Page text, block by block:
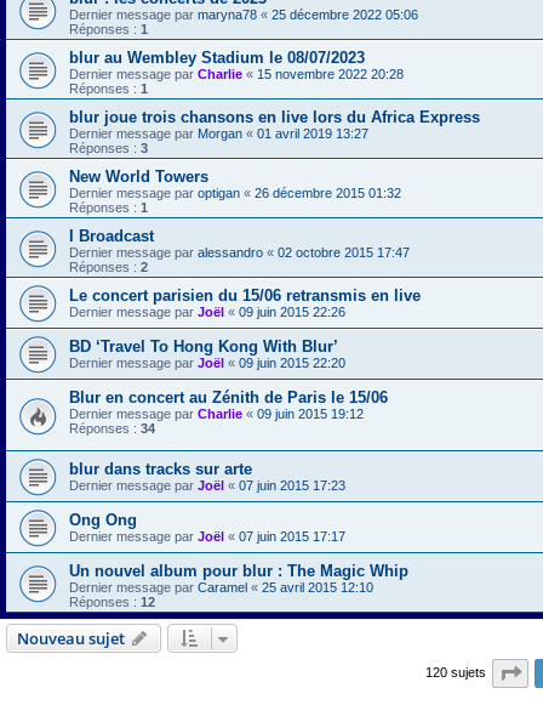
Dernier message par maryna78 « 25 décembre 2022 05:06
Réponses : 1
blur au Wembley Stadium le 08/07/2023
Dernier message par Charlie « 15 novembre 2022 20:28
Réponses : 1
blur joue trois chansons en live lors du Africa Express
Dernier message par Morgan « 01 avril 2019 13:27
Réponses : 3
New World Towers
Dernier message par optigan « 26 décembre 2015 01:32
Réponses : 1
I Broadcast
Dernier message par alessandro « 02 octobre 2015 17:47
Réponses : 2
Le concert parisien du 15/06 retransmis en live
Dernier message par Joël « 09 juin 2015 22:26
BD ‘Travel To Hong Kong With Blur’
Dernier message par Joël « 09 juin 2015 22:20
Blur en concert au Zénith de Paris le 15/06
Dernier message par Charlie « 09 juin 2015 19:12
Réponses : 34
blur dans tracks sur arte
Dernier message par Joël « 07 juin 2015 17:23
Ong Ong
Dernier message par Joël « 07 juin 2015 17:17
Un nouvel album pour blur : The Magic Whip
Dernier message par Caramel « 25 avril 2015 12:10
Réponses : 12
Nouveau sujet
120 sujets